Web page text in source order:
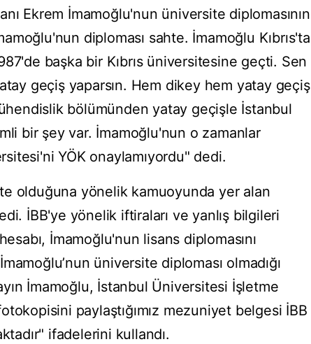
Ekrem İmamoğlu'nun üniversite diplomasının
diploması sahte. İmamoğlu Kıbrıs'ta
başka bir Kıbrıs üniversitesine geçti. Sen
geçiş yaparsın. Hem dikey hem yatay geçiş
bölümünden yatay geçişle İstanbul
bir şey var. İmamoğlu'nun o zamanlar
YÖK onaylamıyordu" dedi.
olduğuna yönelik kamuoyunda yer alan
İBB'ye yönelik iftiraları ve yanlış bilgileri
İmamoğlu'nun lisans diplomasını
üniversite diploması olmadığı
İmamoğlu, İstanbul Üniversitesi İşletme
paylaştığımız mezuniyet belgesi İBB
ifadelerini kullandı.